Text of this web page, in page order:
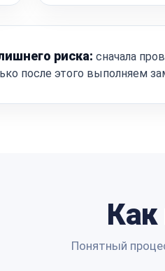
риска: сначала
после этого выполняем
Понятный